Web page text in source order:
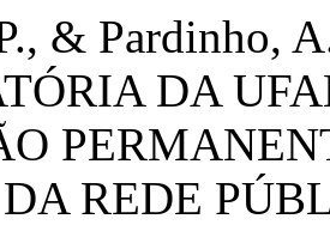
& Pardinho,
DA
REDE